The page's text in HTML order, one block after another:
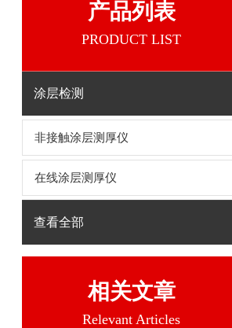
产品列表
PRODUCT LIST
涂层检测
非接触涂层测厚仪
在线涂层测厚仪
查看全部
相关文章
Relevant Articles